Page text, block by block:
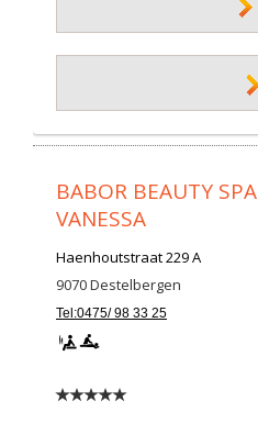
BABOR BEAUTY SPA
VANESSA
Haenhoutstraat 229 A
9070Destelbergen
Tel:0475/ 98 33 25